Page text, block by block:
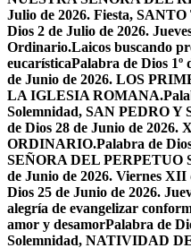
Julio de 2026. Fiesta,
Dios 2 de Julio de 2026.
Ordinario.Laicos buscando
eucarísticaPalabra de Dios 1º
de Junio de 2026. LOS
LA IGLESIA ROMANA.
Solemnidad, SAN PEDRO Y
de Dios 28 de Junio de
ORDINARIO.Palabra de
SEÑORA DEL PERPETUO
de Junio de 2026. Viernes
Dios 25 de Junio de 2026.
alegría de evangelizar
amor y desamorPalabra de
Solemnidad, NATIVIDAD